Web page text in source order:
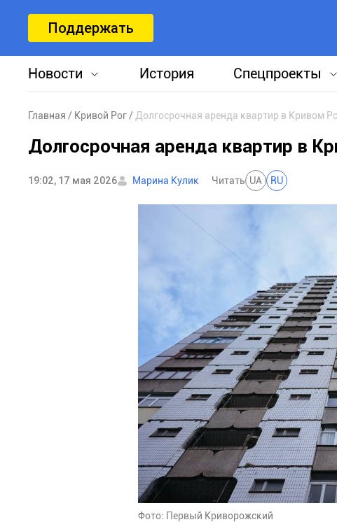
Поддержать
Новости История Спецпроекты
Главная Кривой Рог Долгосрочная аренда квартир в Кривом
Долгосрочная аренда квартир в
19:02, 17 мая 2026 Марина Кулик Читать UA RU
Фото: Первый Криворожский